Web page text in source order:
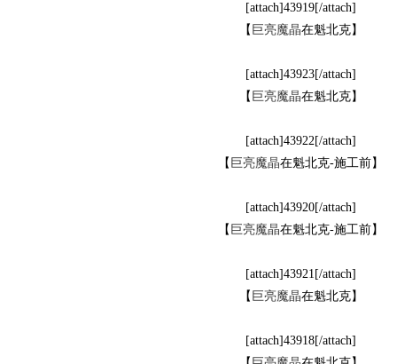
[attach]43919[/attach]
【 巨亮魔晶在魁北克】
[attach]43923[/attach]
【 巨亮魔晶在魁北克】
[attach]43922[/attach]
【 巨亮魔晶在魁北克-施工前】
[attach]43920[/attach]
【 巨亮魔晶在魁北克-施工前】
[attach]43921[/attach]
【 巨亮魔晶在魁北克】
[attach]43918[/attach]